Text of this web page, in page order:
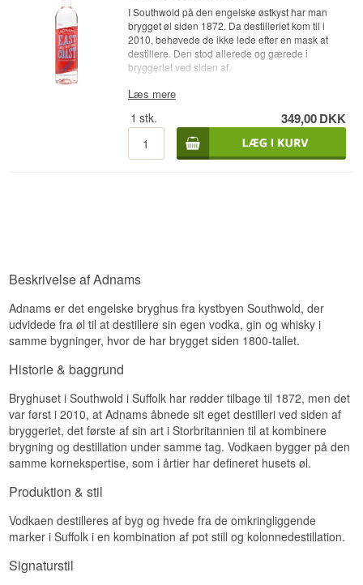
I Southwold på den engelske østkyst har man
brygget øl siden 1872. Da destilleriet kom til i
2010, behøvede de ikke lede efter en mask at
destillere. Den stod allerede og gærede i
bryggeriet ved siden af.
Ekspertens beskrivelse
Adnams East Coast Vodka er en Engelsk Single
Malt Vodka fra Adnams Copper House Distillery i
Southwold, destilleret på 100% maltet byg fra
East Anglia og aftappet ved 40%.
spiritusprogram.
At bruge maltet byg frem for hvede eller neutral
melasse er et valg med konsekvenser. Byggen
giver en tydelig maltsødme, som en almindelig
vodka ville have filtreret bort, og derfor kalder
I glasset betyder det fylde. Teksturen er blød og
næsten fløjlsagtig, og der er et klart strejf karamel
og toffee, som ikke er tilsat noget sted, men
kommer fra kornet selv. Den tåler at blive drukket
ren, og i en drink kan man mærke, at der er noget
Næse
Læs mere
1 stk. 349,00DKK
Beskrivelse af Adnams
Adnams er det engelske bryghus fra kystbyen Southwold, der
udvidede fra øl til at destillere sin egen vodka, gin og whisky i
samme bygninger, hvor de har brygget siden 1800-tallet.
Historie & baggrund
Bryghuset i Southwold i Suffolk har rødder tilbage til 1872, men det
var først i 2010, at Adnams åbnede sit eget destilleri ved siden af
bryggeriet, det første af sin art i Storbritannien til at kombinere
brygning og destillation under samme tag. Vodkaen bygger på den
samme kornekspertise, som i årtier har defineret husets øl.
Produktion & stil
Vodkaen destilleres af byg og hvede fra de omkringliggende
marker i Suffolk i en kombination af pot still og kolonnedestillation.
Signaturstil